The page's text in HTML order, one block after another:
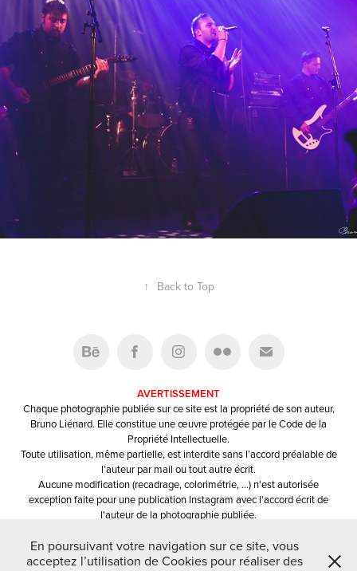
2017
↑ Back to Top
AVERTISSEMENT
Chaque photographie publiée sur ce site est la propriété de son auteur,
Bruno Liénard. Elle constitue une œuvre protégée par le Code de la
Propriété Intellectuelle.
Toute utilisation, même partielle, est interdite sans l’accord préalable de
l’auteur par mail ou tout autre écrit.
Aucune modification (recadrage, colorimétrie, …) n'est autorisée
exception faite pour une publication Instagram avec l'accord écrit de
l'auteur de la photographie publiée.
photographe.
En poursuivant votre navigation sur ce site, vous
acceptez l’utilisation de Cookies pour réaliser des